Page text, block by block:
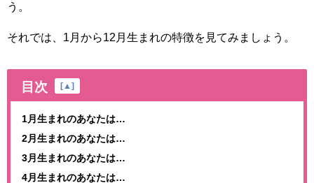
う。
それでは、1月から12月生まれの特徴を見てみましょう。
目次 ▲
1月生まれのあなたは…
2月生まれのあなたは…
3月生まれのあなたは…
4月生まれのあなたは…